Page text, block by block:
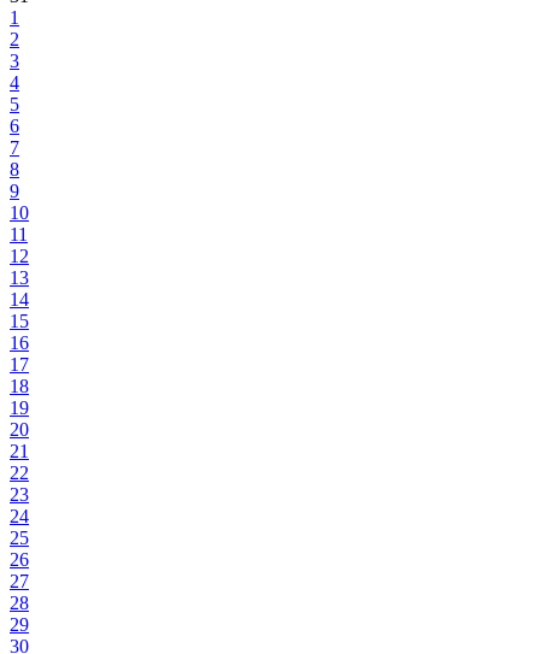
1
2
3
4
5
6
7
8
9
10
11
12
13
14
15
16
17
18
19
20
21
22
23
24
25
26
27
28
29
30